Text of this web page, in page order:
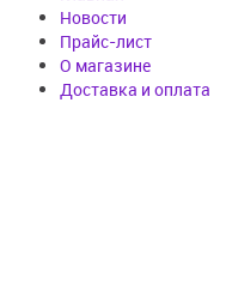
Новости
Прайс-лист
О магазине
Доставка и оплата